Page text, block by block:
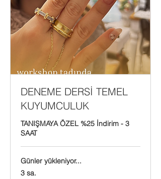
DENEME DERSİ TEMEL
KUYUMCULUK
TANIŞMAYA ÖZEL %25 İndirim - 3
SAAT
Günler yükleniyor...
3 sa.